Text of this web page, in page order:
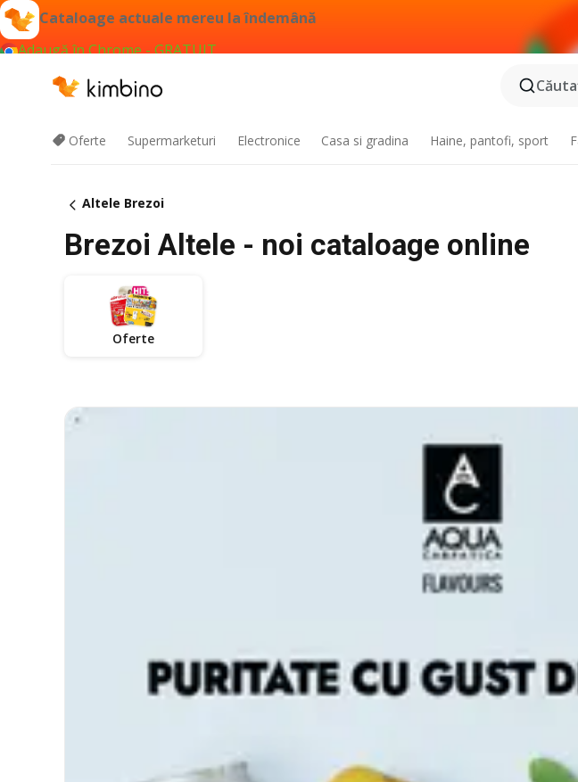
Cataloage actuale mereu la îndemână
Adaugă în Chrome - GRATUIT
Oferte Supermarketuri Electronice Casa si gradina Haine, pantofi, sport
Altele Brezoi
Brezoi Altele - noi cataloage online
Oferte